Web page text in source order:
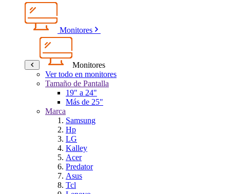
Monitores
Monitores
Ver todo en monitores
Tamaño de Pantalla
19" a 24"
Más de 25"
Marca
Samsung
Hp
LG
Kalley
Acer
Predator
Asus
Tcl